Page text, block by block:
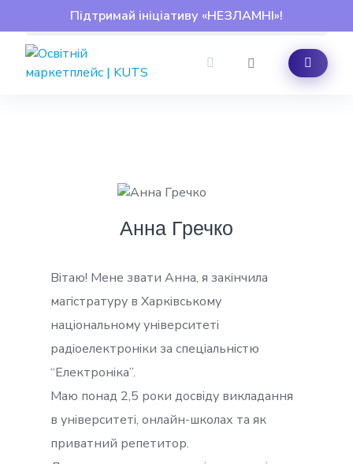
Підтримай ініціативу «НЕЗЛАМНІ»!
to
content
Анна Гречко
Вітаю! Мене звати Анна, я закінчила
магістратуру в Харківському
національному університеті
радіоелектроніки за спеціальністю
“Електроніка”.
Маю понад 2,5 роки досвіду викладання
в університеті, онлайн-школах та як
приватний репетитор.